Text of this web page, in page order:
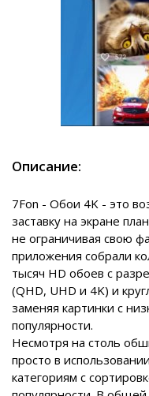
Описание:
7Fon - Обои 4K - это
заставку на экране
не ограничивая свою
приложения собрали
тысяч HD обоев с
(QHD, UHD и 4K) и
заменяя картинки с
популярности.
Несмотря на столь
просто в
категориям с